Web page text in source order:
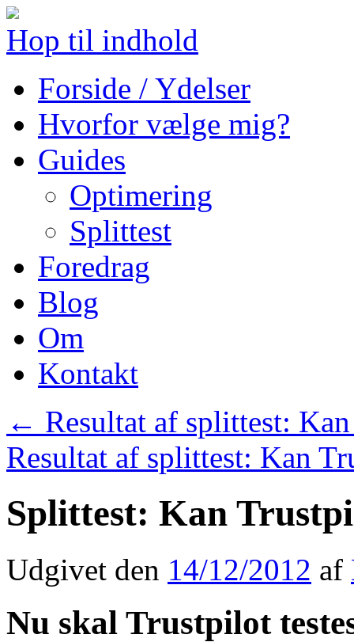
Hop til indhold
Forside / Ydelser
Hvorfor vælge mig?
Guides
Optimering
Splittest
Foredrag
Blog
Om
Kontakt
← Resultat af splittest:
Resultat af splittest: Kan
Splittest: Kan
Udgivet den 14/12/2012 af
Nu skal Trustpilot